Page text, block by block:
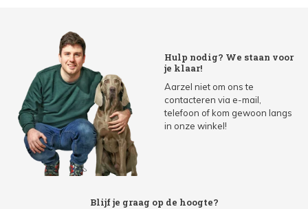
Hulp nodig? We staan voor
je klaar!
Aarzel niet om ons te
contacteren via e-mail,
telefoon of kom gewoon langs
in onze winkel!
Blijf je graag op de hoogte?